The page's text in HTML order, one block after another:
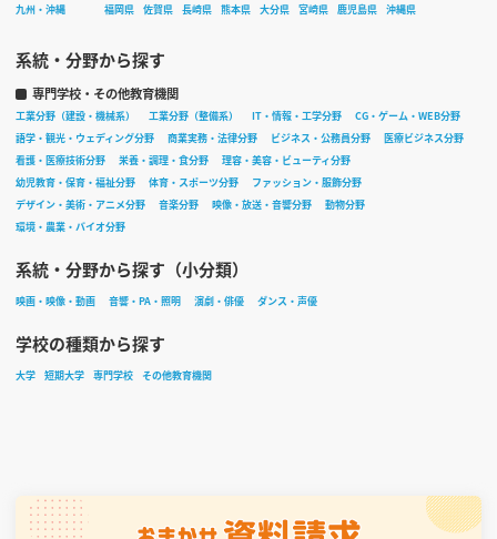
九州・沖縄
福岡県 佐賀県 長崎県 熊本県 大分県 宮崎県 鹿児島県 沖縄県
系統・分野から探す
専門学校・その他教育機関
工業分野（建設・機械系） 工業分野（整備系） IT・情報・工学分野
CG・ゲーム・WEB分野
語学・観光・ウェディング分野
商業実務・法律分野 ビジネス・公務員分野
医療ビジネス分野
看護・医療技術分野
栄養・調理・食分野
理容・美容・ビューティ分野
幼児教育・保育・福祉分野
体育・スポーツ分野
ファッション・服飾分野
デザイン・美術・アニメ分野
音楽分野 映像・放送・音響分野
動物分野
環境・農業・バイオ分野
系統・分野から探す（小分類）
映画・映像・動画 音響・PA・照明 演劇・俳優 ダンス・声優
学校の種類から探す
大学 短期大学 専門学校 その他教育機関